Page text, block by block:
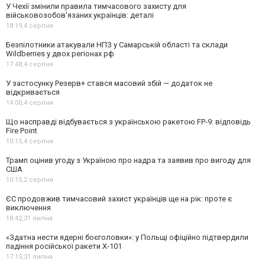
У Чехії змінили правила тимчасового захисту для
військовозобов'язаних українців: деталі
18:19,4 серпня
Безпілотники атакували НПЗ у Самарській області та склади
Wildberries у двох регіонах рф
17:48,4 серпня
У застосунку Резерв+ стався масовий збій — додаток не
відкривається
14:00,4 серпня
Що насправді відбувається з українською ракетою FP-9: відповідь
Fire Point
10:15,4 серпня
Трамп оцінив угоду з Україною про надра та заявив про вигоду для
США
10:15,2 серпня
ЄС продовжив тимчасовий захист українців ще на рік: проте є
виключення
18:42,31 липня
«Здатна нести ядерні боєголовки»: у Польщі офіційно підтвердили
падіння російської ракети Х-101
17:15,31 липня